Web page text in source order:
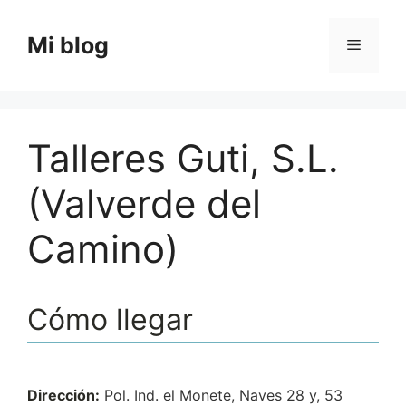
contenido
Mi blog Menú
Talleres Guti, S.L.
(Valverde del
Camino)
Cómo llegar
Dirección: Pol. Ind. el Monete, Naves 28 y, 53